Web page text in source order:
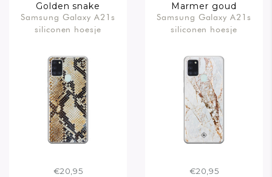
Golden snake
Samsung Galaxy A21s
siliconen hoesje
€20,95
Marmer goud
Samsung Galaxy A21s
siliconen hoesje
€20,95